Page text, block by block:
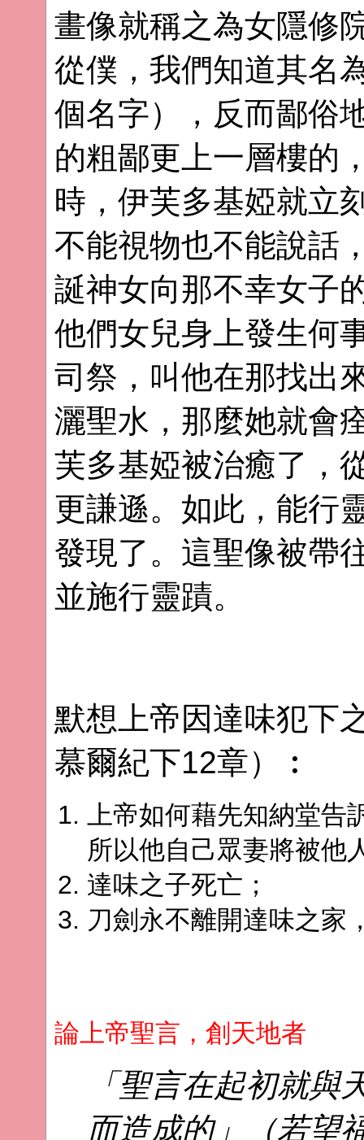
畫像就稱之為女隱修
從僕，我們知道其名
個名字），反而鄙俗
的粗鄙更上一層樓的
時，伊芙多基婭就立
不能視物也不能說話
誕神女向那不幸女子
他們女兒身上發生何
司祭，叫他在那找出
灑聖水，那麼她就會
芙多基婭被治癒了，
更謙遜。如此，能行
發現了。這聖像被帶
並施行靈蹟。
默想上帝因達味犯下
慕爾紀下12章）︰
上帝如何藉先知納堂告
所以他自己眾妻將被他
達味之子死亡；
刀劍永不離開達味之家
論上帝聖言，創天地者
「聖言在起初就與
而造成的」（若望